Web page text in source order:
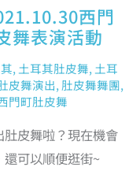
西門
舞表演活動
, 土耳其肚皮舞, 土耳
皮舞演出, 肚皮舞舞團,
門町肚皮舞
皮舞啦？現在機會
可以順便逛街~